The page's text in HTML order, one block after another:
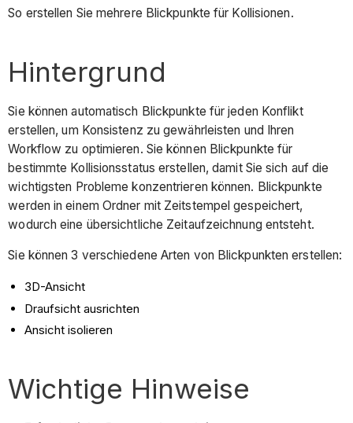
So erstellen Sie mehrere Blickpunkte für Kollisionen.
Hintergrund
Sie können automatisch Blickpunkte für jeden Konflikt
erstellen, um Konsistenz zu gewährleisten und Ihren
Workflow zu optimieren. Sie können Blickpunkte für
bestimmte Kollisionsstatus erstellen, damit Sie sich auf die
wichtigsten Probleme konzentrieren können. Blickpunkte
werden in einem Ordner mit Zeitstempel gespeichert,
wodurch eine übersichtliche Zeitaufzeichnung entsteht.
Sie können 3 verschiedene Arten von Blickpunkten erstellen:
3D-Ansicht
Draufsicht ausrichten
Ansicht isolieren
Wichtige Hinweise